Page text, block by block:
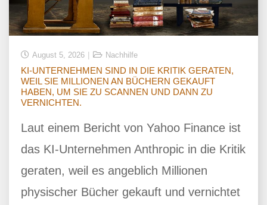
August 5, 2026 Nachhilfe
KI-UNTERNEHMEN SIND IN DIE KRITIK GERATEN,
WEIL SIE MILLIONEN AN BÜCHERN GEKAUFT
HABEN, UM SIE ZU SCANNEN UND DANN ZU
VERNICHTEN.
Laut einem Bericht von Yahoo Finance ist
das KI-Unternehmen Anthropic in die Kritik
geraten, weil es angeblich Millionen
physischer Bücher gekauft und vernichtet